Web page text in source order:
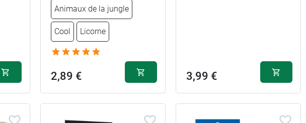
Animaux de la jungle
Cool Licorne
2,89 € 3,99 €